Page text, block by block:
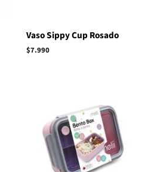
Vaso Sippy Cup Rosado
Precio
$7.990